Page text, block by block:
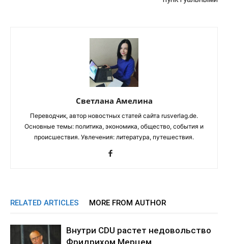
Светлана Амелина
Переводчик, автор новостных статей сайта rusverlag.de.
Основные темы: политика, экономика, общество, события и
происшествия. Увлечения: литература, путешествия.
RELATED ARTICLES MORE FROM AUTHOR
Внутри CDU растет недовольство
Фридрихом Мерцем